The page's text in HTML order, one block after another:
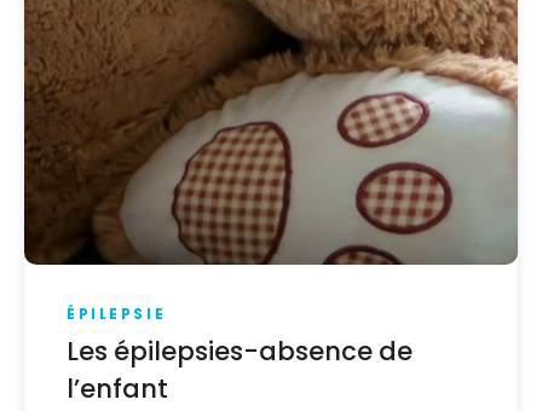
ÉPILEPSIE
Les épilepsies-absence de
l’enfant